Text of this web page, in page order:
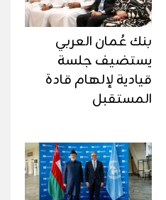
بنك عُمان العربي
يستضيف جلسة
قيادية لإلهام قادة
المستقبل